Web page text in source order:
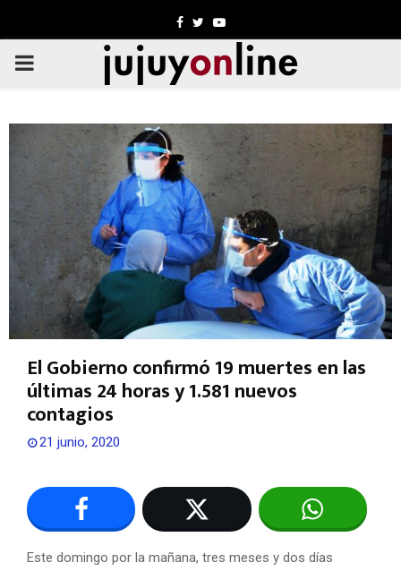
Facebook
TwitterYoutube
PRIMARY
El Gobierno confirmó 19 muertes en las
últimas 24 horas y 1.581 nuevos
contagios
21 junio, 2020
Este domingo por la mañana, tres meses y dos días